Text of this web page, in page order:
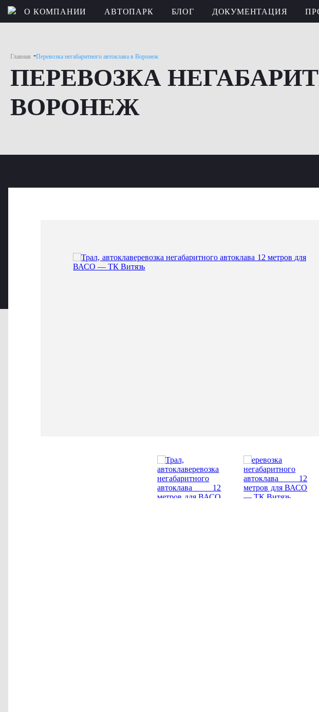
О КОМПАНИИ АВТОПАРК БЛОГ ДОКУМЕНТАЦИЯ
Главная -Перевозка негабаритного автоклава в Воронеж
ПЕРЕВОЗКА
ВОРОНЕЖ